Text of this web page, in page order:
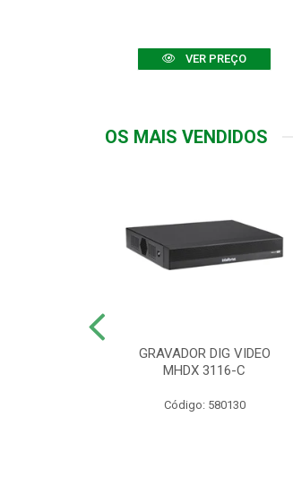
VER PREÇO
OS MAIS VENDIDOS
GRAVADOR DIG VIDEO
MHDX 3116-C
Código: 580130